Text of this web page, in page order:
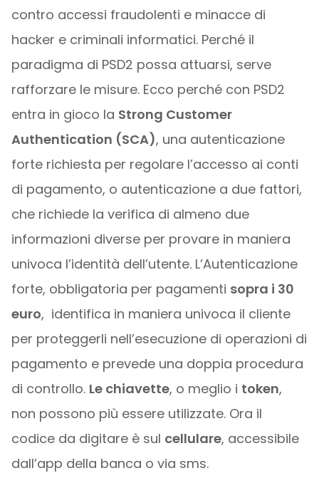
contro accessi fraudolenti e minacce di
hacker e criminali informatici. Perché il
paradigma di PSD2 possa attuarsi, serve
rafforzare le misure. Ecco perché con PSD2
entra in gioco la Strong Customer
Authentication (SCA), una autenticazione
forte richiesta per regolare l’accesso ai conti
di pagamento, o autenticazione a due fattori,
che richiede la verifica di almeno due
informazioni diverse per provare in maniera
univoca l’identità dell’utente.L’Autenticazione
forte, obbligatoria per pagamenti sopra i 30
euro, identifica in maniera univoca il cliente
per proteggerli nell’esecuzione di operazioni di
pagamento e prevede una doppia procedura
di controllo. Le chiavette, o meglio i token,
non possono più essere utilizzate. Ora il
codice da digitare è sul cellulare, accessibile
dall’app della banca o via sms.